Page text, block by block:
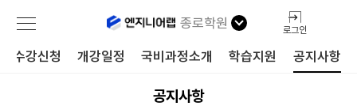
종로학원 로그인
수강신청 개강일정 국비과정소개 학습지원 공지사항
공지사항